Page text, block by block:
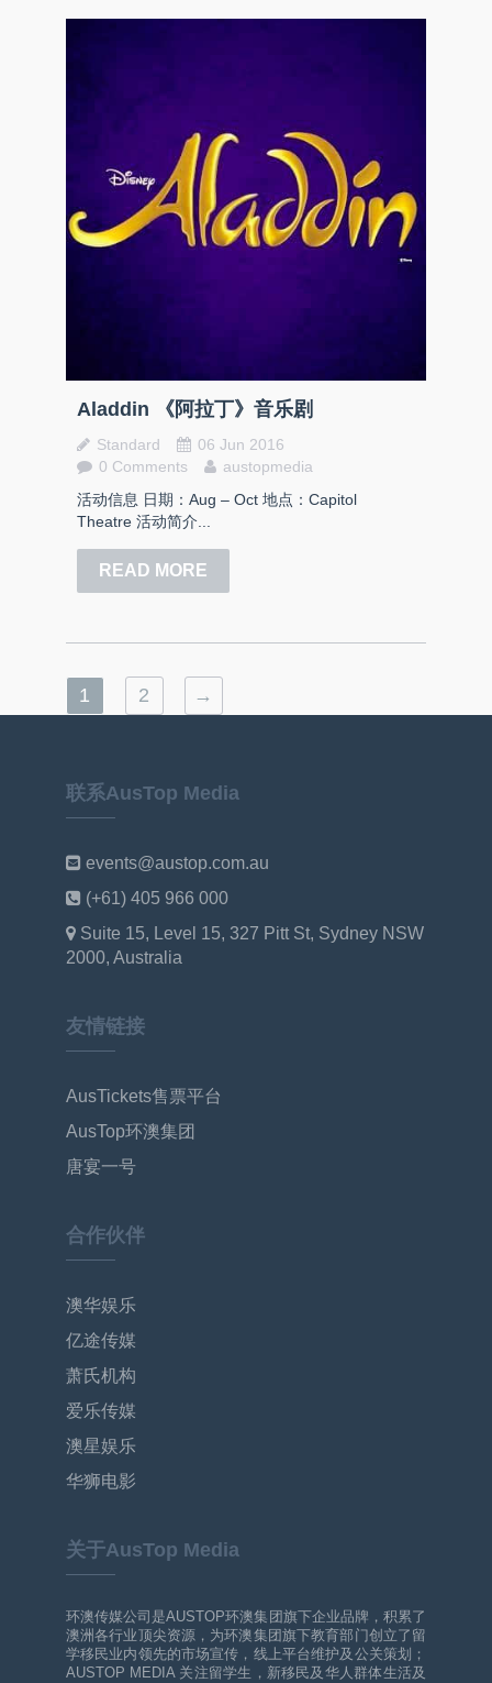
Aladdin 《阿拉丁》音乐剧
Standard
06 Jun 2016
0 Comments
austopmedia
活动信息 日期：Aug – Oct 地点：Capitol
Theatre 活动简介...
READ MORE
1 2 →
联系AusTop Media
events@austop.com.au
(+61) 405 966 000
Suite 15, Level 15, 327 Pitt St, Sydney NSW
2000, Australia
友情链接
AusTickets售票平台
AusTop环澳集团
唐宴一号
合作伙伴
澳华娱乐
亿途传媒
萧氏机构
爱乐传媒
澳星娱乐
华狮电影
关于AusTop Media
环澳传媒公司是AUSTOP环澳集团旗下企业品牌，积累了
澳洲各行业顶尖资源，为环澳集团旗下教育部门创立了留
学移民业内领先的市场宣传，线上平台维护及公关策划；
AUSTOP MEDIA 关注留学生，新移民及华人群体生活及